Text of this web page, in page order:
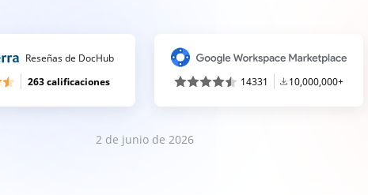
Reseñas de DocHub
263 calificaciones
14331 10,000,000+
2 de junio de 2026